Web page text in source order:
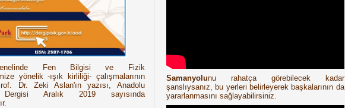
Fen Bilgisi ve Fizik
yönelik -ışık kirliliği- çalışmalarının
Dr. Zeki Aslan'ın yazısı, Anadolu
Dergisi Aralık 2019 sayısında
Samanyolunu rahatça görebilecek kadar
şanslıysanız, bu yerleri belirleyerek başkalarının da
yararlanmasını sağlayabilirsiniz.